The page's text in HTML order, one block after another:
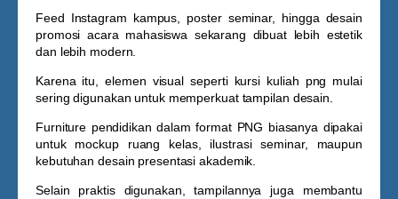
Feed Instagram kampus, poster seminar, hingga desain
promosi acara mahasiswa sekarang dibuat lebih estetik
dan lebih modern.
Karena itu, elemen visual seperti kursi kuliah png mulai
sering digunakan untuk memperkuat tampilan desain.
Furniture pendidikan dalam format PNG biasanya dipakai
untuk mockup ruang kelas, ilustrasi seminar, maupun
kebutuhan desain presentasi akademik.
Selain praktis digunakan, tampilannya juga membantu